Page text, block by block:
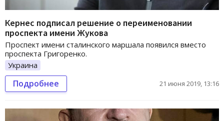
Кернес подписал решение о переименовании
проспекта имени Жукова
Проспект имени сталинского маршала появился вместо
проспекта Григоренко.
Украина
Подробнее 21 июня 2019, 13:16